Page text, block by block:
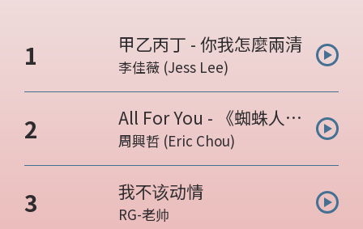
1 曲目名稱:
甲乙丙丁 - 你我怎麼兩清
表演人:
李佳薇 (Jess Lee)
2 曲目名稱:
All For You - 《蜘蛛人：
重生日》電影片尾曲
表演人:
周興哲 (Eric Chou)
3 曲目名稱:
我不该动情
表演人:
RG-老帅